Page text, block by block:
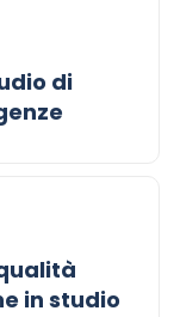
di
in studio